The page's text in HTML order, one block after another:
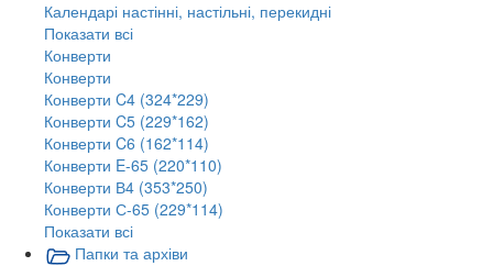
Календарі настінні, настільні, перекидні
Показати всі
Конверти
Конверти
Конверти C4 (324*229)
Конверти C5 (229*162)
Конверти C6 (162*114)
Конверти E-65 (220*110)
Конверти В4 (353*250)
Конверти С-65 (229*114)
Показати всі
Папки та архіви